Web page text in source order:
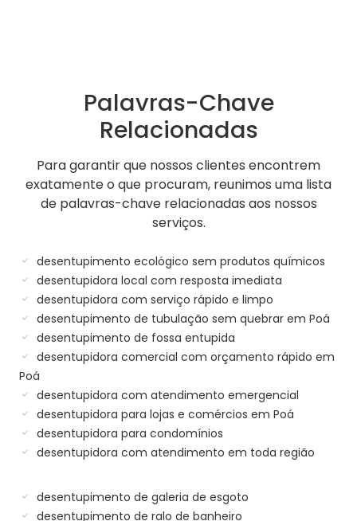
Palavras-Chave
Relacionadas
Para garantir que nossos clientes encontrem
exatamente o que procuram, reunimos uma lista
de palavras-chave relacionadas aos nossos
serviços.
desentupimento ecológico sem produtos químicos
desentupidora local com resposta imediata
desentupidora com serviço rápido e limpo
desentupimento de tubulação sem quebrar em Poá
desentupimento de fossa entupida
desentupidora comercial com orçamento rápido em
Poá
desentupidora com atendimento emergencial
desentupidora para lojas e comércios em Poá
desentupidora para condomínios
desentupidora com atendimento em toda região
desentupimento de galeria de esgoto
desentupimento de ralo de banheiro